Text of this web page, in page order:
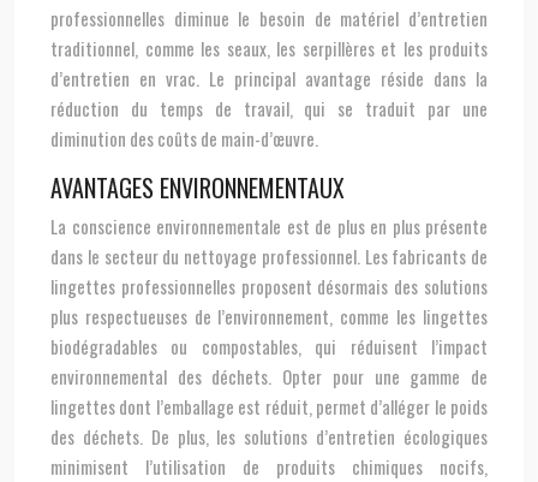
professionnelles diminue le besoin de matériel d’entretien
traditionnel, comme les seaux, les serpillères et les produits
d’entretien en vrac. Le principal avantage réside dans la
réduction du temps de travail, qui se traduit par une
diminution des coûts de main-d’œuvre.
AVANTAGES ENVIRONNEMENTAUX
La conscience environnementale est de plus en plus présente
dans le secteur du nettoyage professionnel. Les fabricants de
lingettes professionnelles proposent désormais des solutions
plus respectueuses de l’environnement, comme les lingettes
biodégradables ou compostables, qui réduisent l’impact
environnemental des déchets. Opter pour une gamme de
lingettes dont l’emballage est réduit, permet d’alléger le poids
des déchets. De plus, les solutions d’entretien écologiques
minimisent l’utilisation de produits chimiques nocifs,